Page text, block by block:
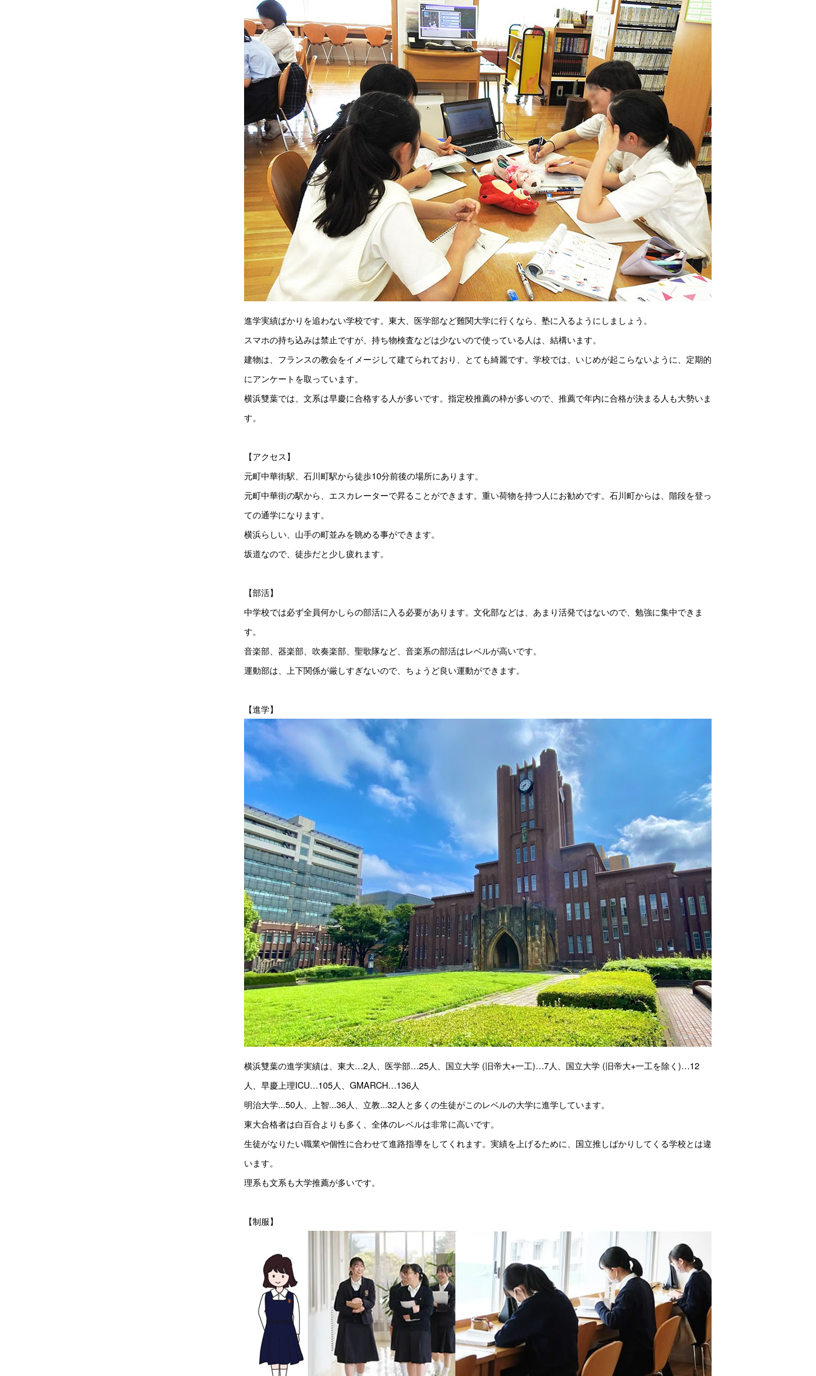
進学実績ばかりを追わない学校です。東大、医学部など難関大学に行くなら、塾に入るようにしましょう。
スマホの持ち込みは禁止ですが、持ち物検査などは少ないので使っている人は、結構います。
建物は、フランスの教会をイメージして建てられており、とても綺麗です。学校では、いじめが起こらないように、定期的
にアンケートを取っています。
横浜雙葉では、文系は早慶に合格する人が多いです。指定校推薦の枠が多いので、推薦で年内に合格が決まる人も大勢いま
す。
【アクセス】
元町中華街駅、石川町駅から徒歩10分前後の場所にあります。
元町中華街の駅から、エスカレーターで昇ることができます。重い荷物を持つ人にお勧めです。石川町からは、階段を登っ
ての通学になります。
横浜らしい、山手の町並みを眺める事ができます。
坂道なので、徒歩だと少し疲れます。
【部活】
中学校では必ず全員何かしらの部活に入る必要があります。文化部などは、あまり活発ではないので、勉強に集中できま
す。
音楽部、器楽部、吹奏楽部、聖歌隊など、音楽系の部活はレベルが高いです。
運動部は、上下関係が厳しすぎないので、ちょうど良い運動ができます。
【進学】
横浜雙葉の進学実績は、東大…2人、医学部…25人、国立大学 (旧帝大+一工)…7人、国立大学 (旧帝大+一工を除く)…12
人、早慶上理ICU…105人、GMARCH…136人
明治大学...50人、上智...36人、立教...32人と多くの生徒がこのレベルの大学に進学しています。
東大合格者は白百合よりも多く、全体のレベルは非常に高いです。
生徒がなりたい職業や個性に合わせて進路指導をしてくれます。実績を上げるために、国立推しばかりしてくる学校とは違
います。
理系も文系も大学推薦が多いです。
【制服】